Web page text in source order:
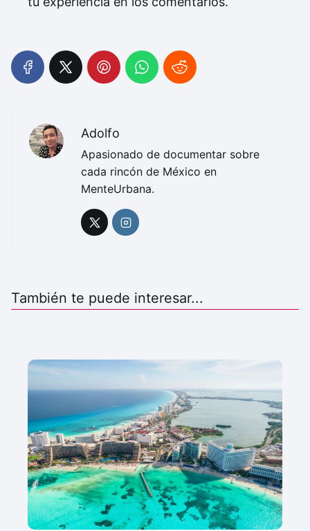
Adolfo
Apasionado de documentar sobre
cada rincón de México en
MenteUrbana.
También te puede interesar...